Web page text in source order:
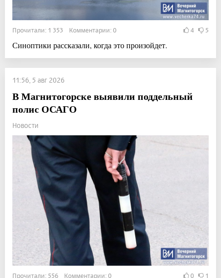
Прочитали: 1 353 Комментарии: 0 4 5
Синоптики рассказали, когда это произойдет.
11:56, 5 авг 2026
В Магнитогорске выявили поддельный
полис ОСАГО
Новости
Прочитали: 556 Комментарии: 0 0 1